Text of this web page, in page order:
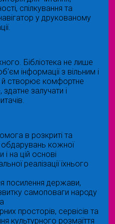
спілкування та
у друкованому
Бібліотека не лише
інформації з вільним і
й створює комфортне
залучати і
в розкриті та
обдарувань кожної
на цій основі
реалізації їхнього
посилення держави,
самоповаги народу
просторів, сервісів та
культурного розмаїття